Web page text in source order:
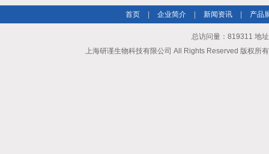
首页 企业简介 新闻资讯 产品
总访问量：819311 地
上海研谨生物科技有限公司 All Rights Reserved 版权所